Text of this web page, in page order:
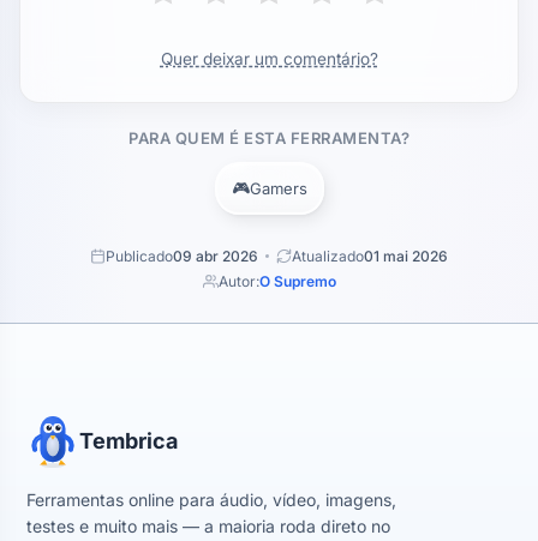
Quer deixar um comentário?
PARA QUEM É ESTA FERRAMENTA?
🎮Gamers
Publicado09 abr 2026 Atualizado01 mai 2026
Autor:O Supremo
Tembrica
Ferramentas online para áudio, vídeo, imagens,
testes e muito mais — a maioria roda direto no